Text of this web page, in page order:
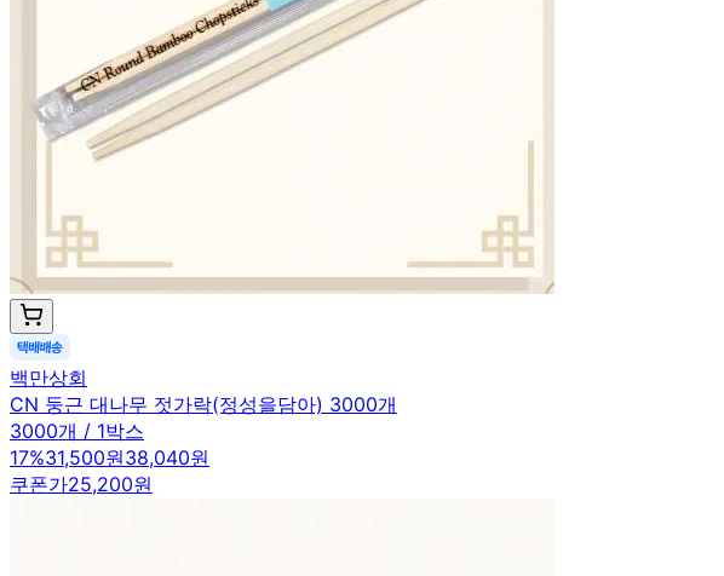
백만상회
CN 둥근 대나무 젓가락(정성을담아) 3000개
3000개 / 1박스
17%31,500원38,040원
쿠폰가25,200원